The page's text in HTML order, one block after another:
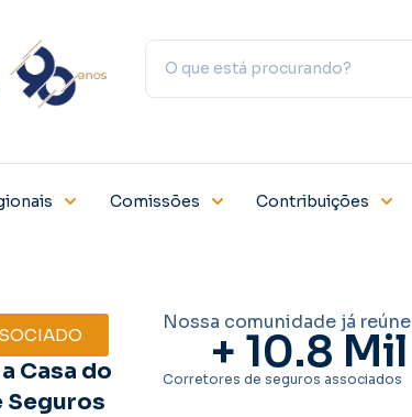
Comissões Contribuições
Casa do
Seguros
Nossa comunidade já reúne
+ 10.8 Mil
Corretores de seguros associados